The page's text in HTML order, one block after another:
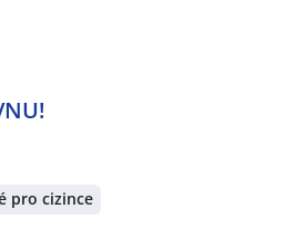
pro cizince